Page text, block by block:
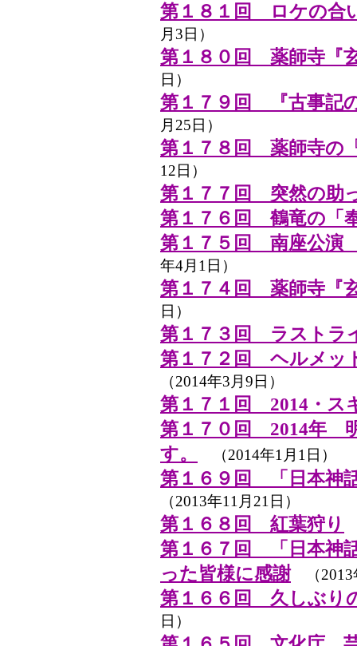
第１８１回 ロケの合
月3日）
第１８０回 薬師寺『
日）
第１７９回 『古事記
月25日）
第１７８回 薬師寺の
12日）
第１７７回 突然の助
第１７６回 鶴竜の「
第１７５回 南座公演
年4月1日）
第１７４回 薬師寺『
日）
第１７３回 ラストラ
第１７２回 ヘルメッ
（2014年3月9日）
第１７１回 2014・ス
第１７０回 2014年
す。
（2014年1月1日）
第１６９回 「日本神
（2013年11月21日）
第１６８回 紅葉狩り
第１６７回 「日本神
った皆様に感謝（2013
第１６６回 久しぶり
日）